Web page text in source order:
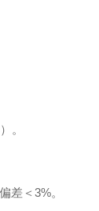
。
差＜3%。